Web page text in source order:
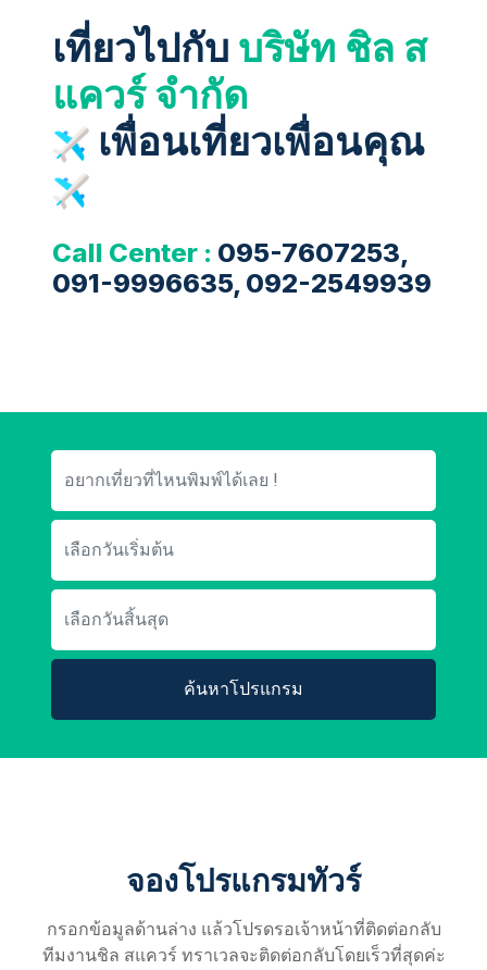
เที่ยวไปกับ บริษัท ชิล ส
แควร์ จำกัด
เพื่อนเที่ยวเพื่อนคุณ
Call Center : 095-7607253,
091-9996635, 092-2549939
ค้นหาโปรแกรม
จองโปรแกรมทัวร์
กรอกข้อมูลด้านล่าง แล้วโปรดรอเจ้าหน้าที่ติดต่อกลับ
ทีมงานชิล สแควร์ ทราเวลจะติดต่อกลับโดยเร็วที่สุดค่ะ